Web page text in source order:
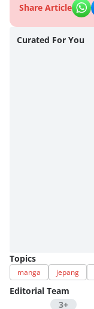
Share Article
Curated For You
Topics
manga jepang
Editorial Team
3+